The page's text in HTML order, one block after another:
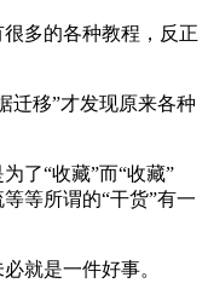
多的各种教程，反正
迁移”才发现原来各种
了“收藏”而“收藏”
等所谓的“干货”有一
就是一件好事。